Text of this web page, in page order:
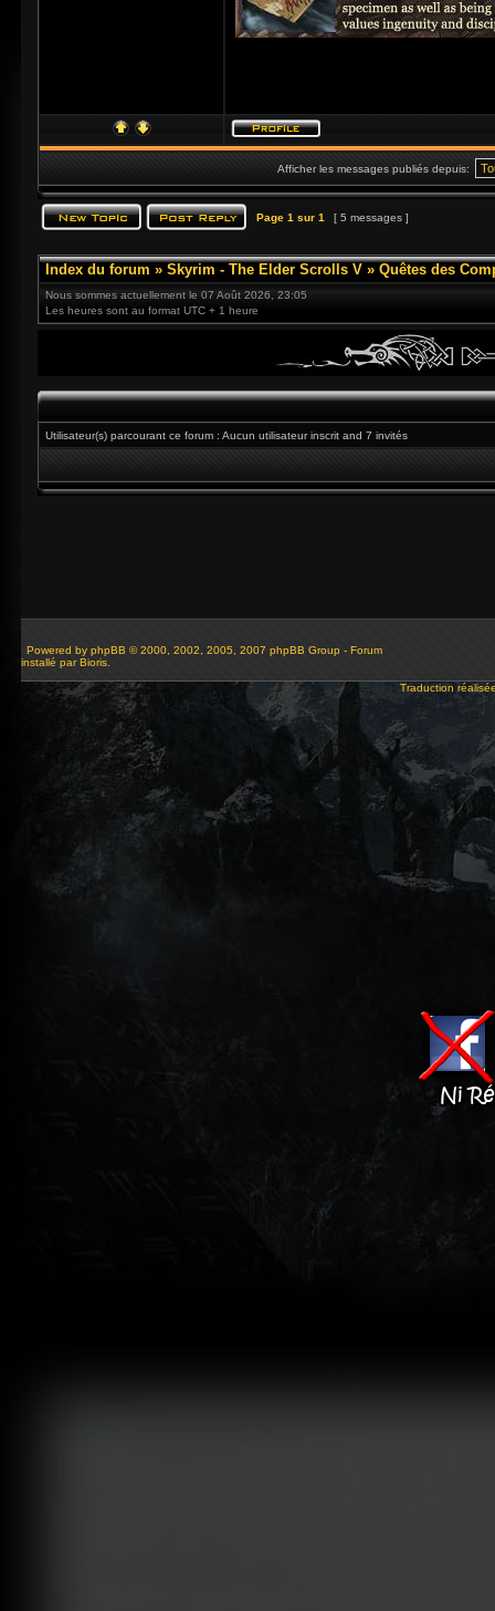
Afficher les messages publiés depuis:
Page 1 sur 1 [ 5 messages ]
Index du forum » Skyrim - The Elder Scrolls V » Quêtes des
Nous sommes actuellement le 07 Août 2026, 23:05
Les heures sont au format UTC + 1 heure
Utilisateur(s) parcourant ce forum : Aucun utilisateur inscrit and 7 invités
Powered by phpBB © 2000, 2002, 2005, 2007 phpBB Group - Forum
installé par Bioris.
Traduction